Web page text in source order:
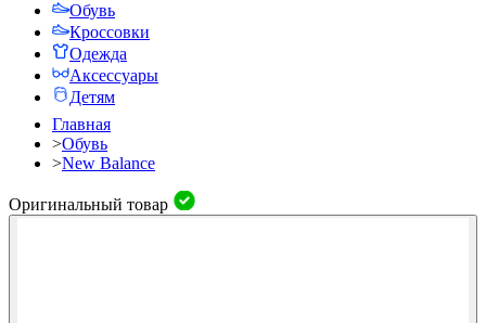
Обувь
Кроссовки
Одежда
Аксессуары
Детям
Главная
>Обувь
>New Balance
Оригинальный товар